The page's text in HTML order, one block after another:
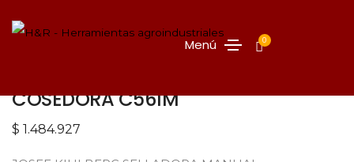
Menú 0
COSEDORA C561M
$ 1.484.927